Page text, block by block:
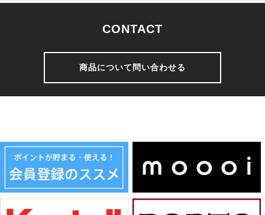
CONTACT
商品について問い合わせる